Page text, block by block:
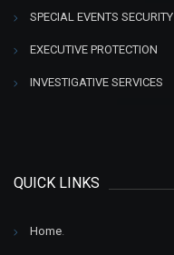
SPECIAL EVENTS SECURITY
EXECUTIVE PROTECTION
INVESTIGATIVE SERVICES
QUICK LINKS
Home